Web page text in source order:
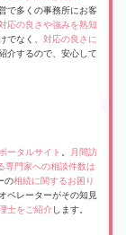
で多くの事務所にお客
応の良さや強みを熟知
でなく、 対応の良さに
介するので、安心して
ータルサイト
月間訪
専門家への相談件数は
の相続に関するお困り
ペレーターがその知見
士をご紹介 します。